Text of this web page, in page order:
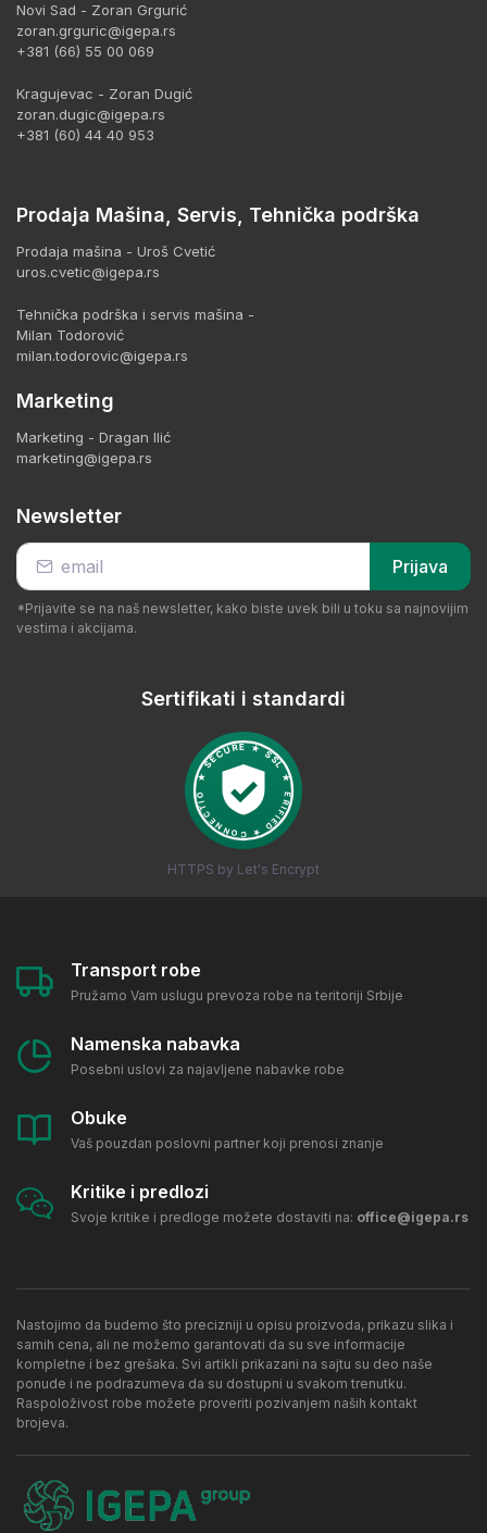
Novi Sad - Zoran Grgurić
zoran.grguric@igepa.rs
+381 (66) 55 00 069
Kragujevac - Zoran Dugić
zoran.dugic@igepa.rs
+381 (60) 44 40 953
Prodaja Mašina, Servis, Tehnička podrška
Prodaja mašina - Uroš Cvetić
uros.cvetic@igepa.rs
Tehnička podrška i servis mašina -
Milan Todorović
milan.todorovic@igepa.rs
Marketing
Marketing - Dragan Ilić
marketing@igepa.rs
Newsletter
Prijava
*Prijavite se na naš newsletter, kako biste uvek bili u toku sa najnovijim
vestima i akcijama.
Sertifikati i standardi
HTTPS by Let's Encrypt
Transport robe
Pružamo Vam uslugu prevoza robe na teritoriji Srbije
Namenska nabavka
Posebni uslovi za najavljene nabavke robe
Obuke
Vaš pouzdan poslovni partner koji prenosi znanje
Kritike i predlozi
Svoje kritike i predloge možete dostaviti na: office@igepa.rs
Nastojimo da budemo što precizniji u opisu proizvoda, prikazu slika i
samih cena, ali ne možemo garantovati da su sve informacije
kompletne i bez grešaka. Svi artikli prikazani na sajtu su deo naše
ponude i ne podrazumeva da su dostupni u svakom trenutku.
Raspoloživost robe možete proveriti pozivanjem naših kontakt
brojeva.